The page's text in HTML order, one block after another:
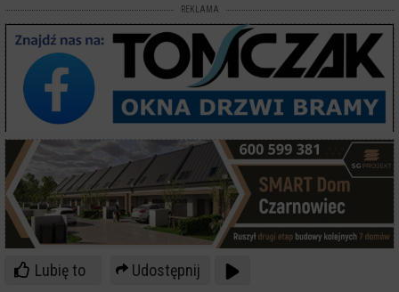
REKLAMA
Lubię to
Udostępnij